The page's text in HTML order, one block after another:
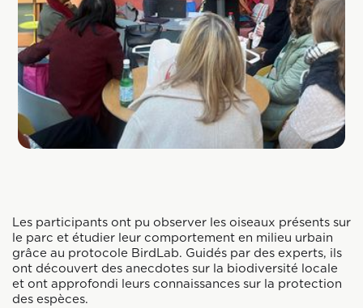
Les participants ont pu observer les oiseaux présents sur
le parc et étudier leur comportement en milieu urbain
grâce au protocole BirdLab. Guidés par des experts, ils
ont découvert des anecdotes sur la biodiversité locale
et ont approfondi leurs connaissances sur la protection
des espèces.